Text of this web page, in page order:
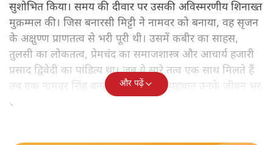
सुशोभित किया। समय की दीवार पर उसकी अविस्मरणीय शिनाख्त
मुक़म्मल की। जिस बनारसी मिट्टी ने नामवर को बनाया, वह सृजन
के अक्षुण्ण प्राणतत्व से भरी पूरी थी। उसमें कबीर का साहस,
तुलसी का लोकतत्व, प्रेमचंद का समाजशास्त्र और आचार्य हजारी
प्रसाद द्विवेदी का पांडित्य था। जब ये सारे तत्व एक साथ मिलते हैं
तब एक नामवर सिंह बनते हैं। उनकी यही पहचान उनके जीवन भर
साथ रही।
और पढ़ें